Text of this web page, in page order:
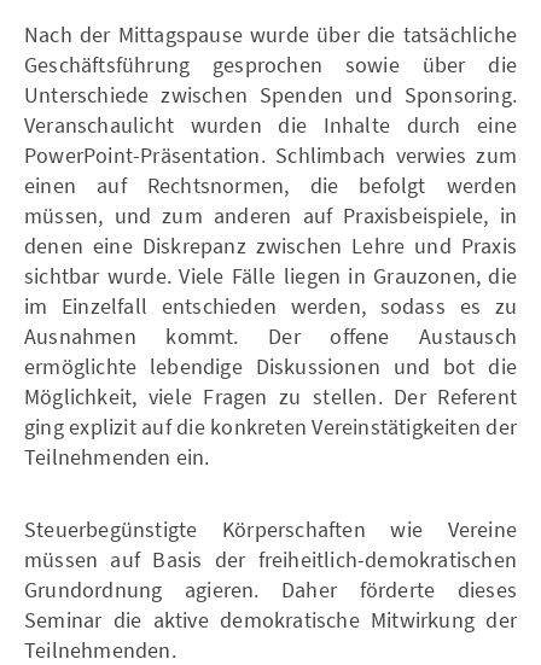
Nach der Mittagspause wurde über die tatsächliche
Geschäftsführung gesprochen sowie über die
Unterschiede zwischen Spenden und Sponsoring.
Veranschaulicht wurden die Inhalte durch eine
PowerPoint-Präsentation. Schlimbach verwies zum
einen auf Rechtsnormen, die befolgt werden
müssen, und zum anderen auf Praxisbeispiele, in
denen eine Diskrepanz zwischen Lehre und Praxis
sichtbar wurde. Viele Fälle liegen in Grauzonen, die
im Einzelfall entschieden werden, sodass es zu
Ausnahmen kommt. Der offene Austausch
ermöglichte lebendige Diskussionen und bot die
Möglichkeit, viele Fragen zu stellen. Der Referent
ging explizit auf die konkreten Vereinstätigkeiten der
Teilnehmenden ein.
Steuerbegünstigte Körperschaften wie Vereine
müssen auf Basis der freiheitlich-demokratischen
Grundordnung agieren. Daher förderte dieses
Seminar die aktive demokratische Mitwirkung der
Teilnehmenden.